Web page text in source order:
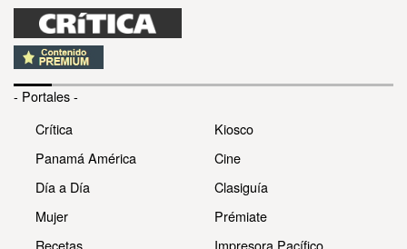
- Portales -
Crítica
Panamá América
Día a Día
Mujer
Recetas
Kiosco
Cine
Clasiguía
Prémiate
Impresora Pacífico